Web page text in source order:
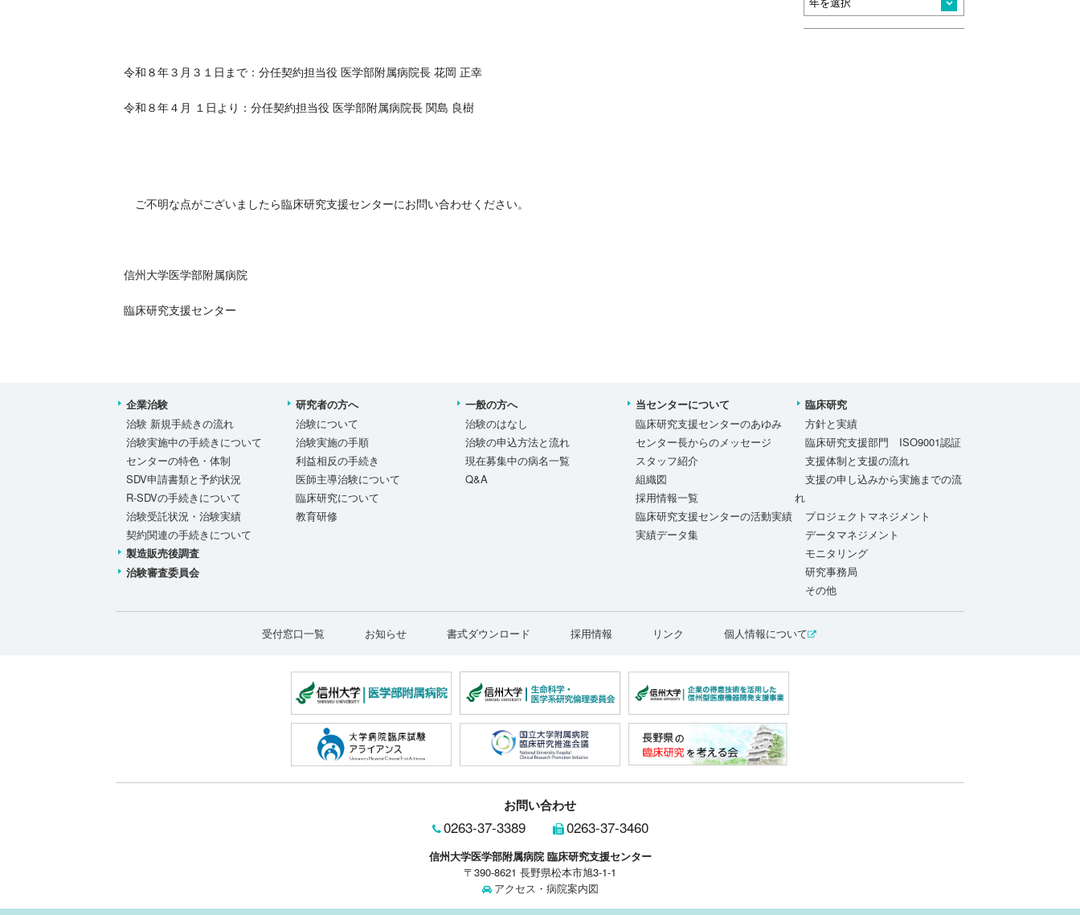
令和８年３月３１日まで：分任契約担当役 医学部附属病院長 花岡 正幸
令和８年４月 １日より：分任契約担当役 医学部附属病院長 関島 良樹
ご不明な点がございましたら臨床研究支援センターにお問い合わせください。
信州大学医学部附属病院
臨床研究支援センター
企業治験
治験 新規手続きの流れ
治験実施中の手続きについて
センターの特色・体制
SDV申請書類と予約状況
R-SDVの手続きについて
治験受託状況・治験実績
契約関連の手続きについて
製造販売後調査
治験審査委員会
研究者の方へ
治験について
治験実施の手順
利益相反の手続き
医師主導治験について
臨床研究について
教育研修
一般の方へ
治験のはなし
治験の申込方法と流れ
現在募集中の病名一覧
Q&A
当センターについて
臨床研究支援センターのあゆみ
センター長からのメッセージ
スタッフ紹介
組織図
採用情報一覧
臨床研究支援センターの活動実績
実績データ集
臨床研究
方針と実績
臨床研究支援部門 ISO9001認証
支援体制と支援の流れ
支援の申し込みから実施までの流
れ
プロジェクトマネジメント
データマネジメント
モニタリング
研究事務局
その他
受付窓口一覧 お知らせ 書式ダウンロード 採用情報 リンク 個人情報について
お問い合わせ
0263-37-3389 0263-37-3460
信州大学医学部附属病院 臨床研究支援センター
〒390-8621 長野県松本市旭3-1-1
アクセス・病院案内図